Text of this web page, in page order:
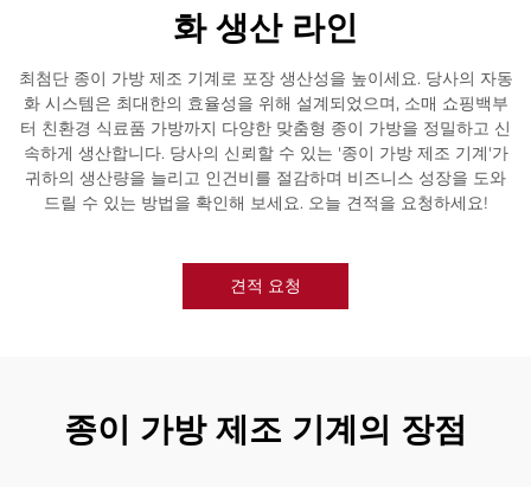
화 생산 라인
최첨단 종이 가방 제조 기계로 포장 생산성을 높이세요. 당사의 자동
화 시스템은 최대한의 효율성을 위해 설계되었으며, 소매 쇼핑백부
터 친환경 식료품 가방까지 다양한 맞춤형 종이 가방을 정밀하고 신
속하게 생산합니다. 당사의 신뢰할 수 있는 '종이 가방 제조 기계'가
귀하의 생산량을 늘리고 인건비를 절감하며 비즈니스 성장을 도와
드릴 수 있는 방법을 확인해 보세요. 오늘 견적을 요청하세요!
견적 요청
종이 가방 제조 기계의 장점